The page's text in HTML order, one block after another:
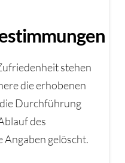
stehen
die erhobenen
Durchführung
des
Angaben gelöscht.